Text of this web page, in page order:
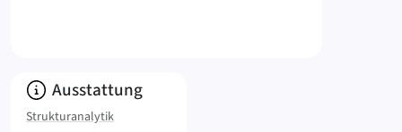
Info:
Ausstattung
Strukturanalytik